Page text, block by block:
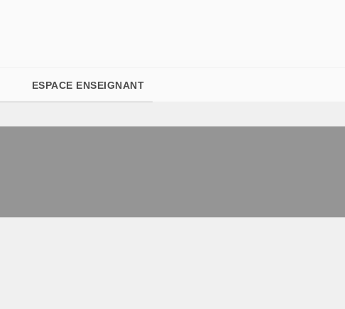
ESPACE ENSEIGNANT